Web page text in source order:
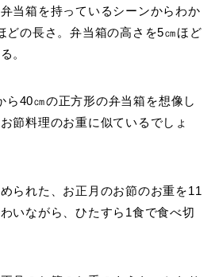
当箱を持っているシーンからわか
どの長さ。弁当箱の高さを5㎝ほど
。
ら40㎝の正方形の弁当箱を想像し
節料理のお重に似ているでしょ
られた、お正月のお節のお重を11
いながら、ひたすら1食で食べ切